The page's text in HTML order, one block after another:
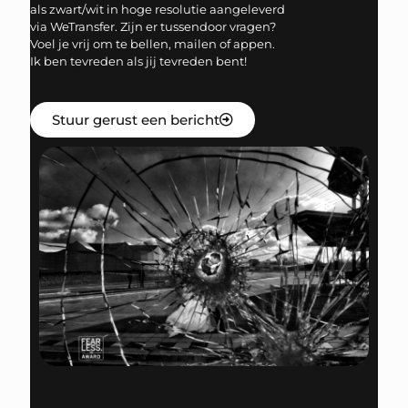
als zwart/wit in hoge resolutie aangeleverd
via WeTransfer. Zijn er tussendoor vragen?
Voel je vrij om te bellen, mailen of appen.
Ik ben tevreden als jij tevreden bent!
Stuur gerust een bericht